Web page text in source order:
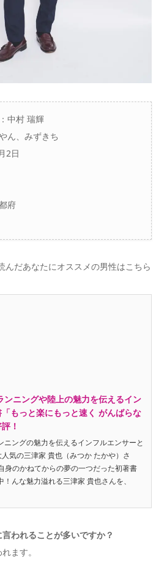
中村 瑞輝
ん、みずきち
2日
府
んだあなたにオススメの男性はこちら
ンニングや陸上の魅力を伝えるイン
もっと楽にもっと速く がんばらな
！
ングの魅力を伝えるインフルエンサーと
気の三津家 貴也（みつか たかや）さ
身のかねてからの夢の一つだった初著書
んな魅力溢れる三津家 貴也さんを、
われることが多いですか？
ます。